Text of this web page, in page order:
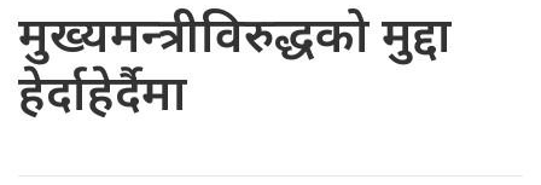
मुख्यमन्त्रीविरुद्धको मुद्दा
हेर्दाहेर्दैमा